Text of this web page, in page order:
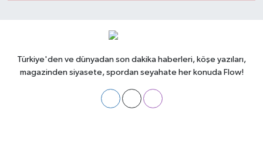
Türkiye'den ve dünyadan son dakika haberleri, köşe yazıları,
magazinden siyasete, spordan seyahate her konuda Flow!